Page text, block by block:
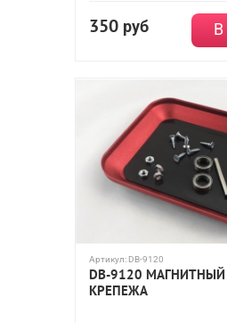
350 руб В
Артикул: DB-9120
DB-9120
КРЕПЕЖА